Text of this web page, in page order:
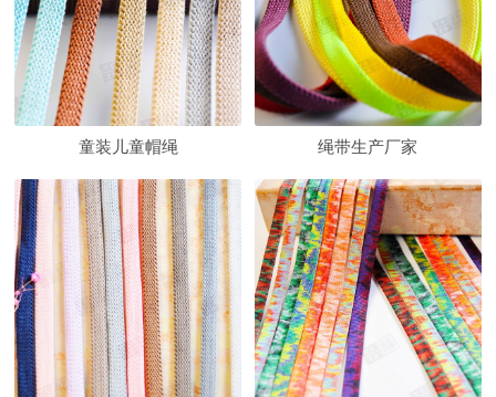
童装儿童帽绳 绳带生产厂家